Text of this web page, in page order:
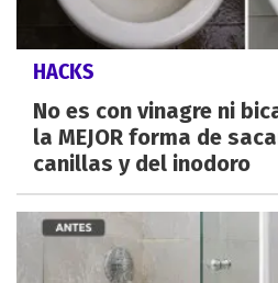
HACKS
No es con vinagre ni
la MEJOR forma de
canillas y del inodoro